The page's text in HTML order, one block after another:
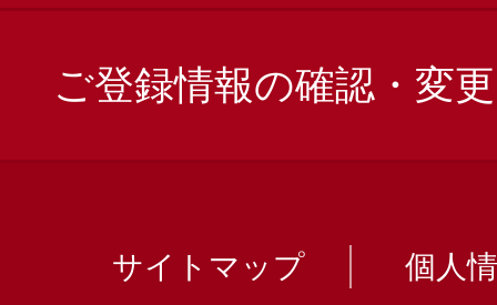
ご登録情報の確認・変更
サイトマップ 個人